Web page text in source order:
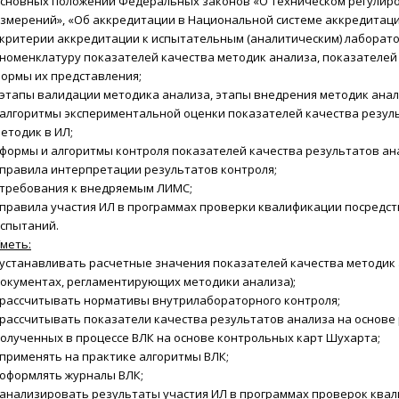
«Об аккредитации в Национальной системе
аккредитации к испытательным (аналитическим)
показателей качества методик анализа,
их представления;
валидации методика анализа, этапы внедрения методик
экспериментальной оценки показателей качества
в ИЛ;
и алгоритмы контроля показателей качества результатов
интерпретации результатов контроля;
к внедряемым ЛИМС;
участия ИЛ в программах проверки квалификации
расчетные значения показателей качества методик
регламентирующих методики анализа);
нормативы внутрилабораторного контроля;
показатели качества результатов анализа на
в процессе ВЛК на основе контрольных карт Шухарта;
на практике алгоритмы ВЛК;
журналы ВЛК;
результаты участия ИЛ в программах проверок